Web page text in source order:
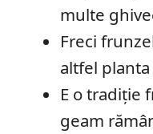
multe
Freci
altfel
E o tradiție
geam